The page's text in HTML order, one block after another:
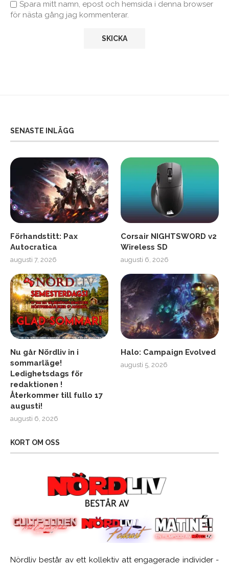
Spara mitt namn, epost och hemsida i denna browser
för nästa gång jag kommenterar.
SENASTE INLÄGG
Förhandstitt: Pax
Autocratica
augusti 7, 2026
Corsair NIGHTSWORD v2
Wireless SD
augusti 6, 2026
Nu går Nördliv in i
sommarläge!
Ledighetsdags för
redaktionen !
Återkommer till fullo 17
augusti!
augusti 6, 2026
Halo: Campaign Evolved
augusti 5, 2026
KORT OM OSS
Nördliv består av ett kollektiv att engagerade individer -